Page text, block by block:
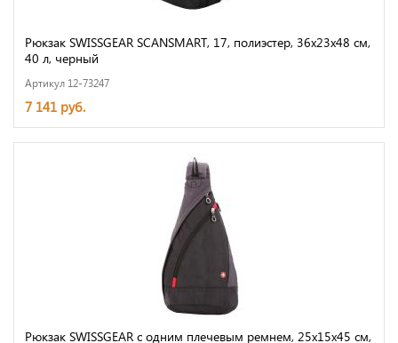
Рюкзак SWISSGEAR SCANSMART, 17, полиэстер, 36х23х48 см,
40 л, черный
Артикул 12-73247
7 141 руб.
Рюкзак SWISSGEAR с одним плечевым ремнем, 25x15x45 см,